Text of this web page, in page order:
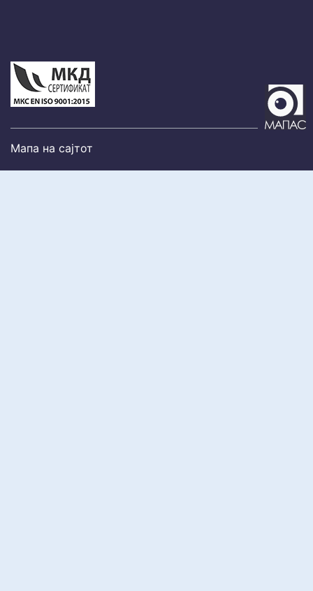
Мапа на сајтот